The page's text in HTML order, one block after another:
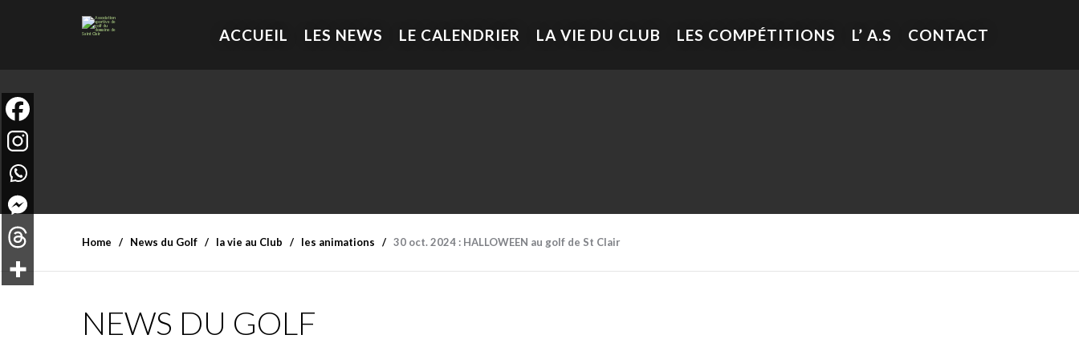
ACCUEIL LES NEWS LE CALENDRIER LA VIE DU CLUB LES COMPÉTITIONS L’ A.S CONTACT
Home News du Golf la vie au Club les animations 30 oct. 2024 : HALLOWEEN au golf de St Clair
NEWS DU GOLF